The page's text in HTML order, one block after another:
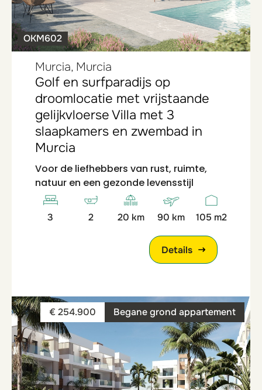
OKM602
Murcia, Murcia
Golf en surfparadijs op
droomlocatie met vrijstaande
gelijkvloerse Villa met 3
slaapkamers en zwembad in
Murcia
Voor de liefhebbers van rust, ruimte,
natuur en een gezonde levensstijl
3 2 20 km 90 km 105 m2
Details
Begane grond appartement
€ 254.900